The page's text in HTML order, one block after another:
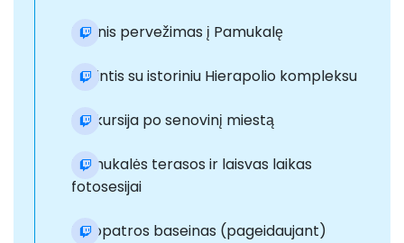
Rytinis pervežimas į Pamukalę
Pažintis su istoriniu Hierapolio kompleksu
Ekskursija po senovinį miestą
Pamukalės terasos ir laisvas laikas
fotosesijai
Kleopatros baseinas (pageidaujant)